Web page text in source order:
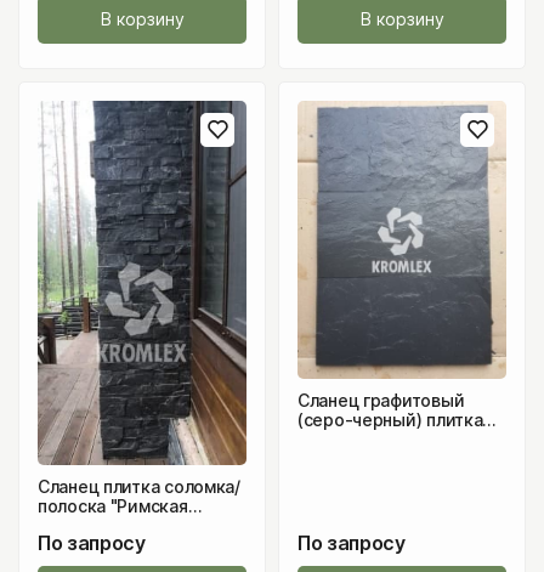
В корзину В корзину
Сланец плитка соломка/
полоска "Римская
По запросу
Сланец графитовый
(серо-черный) плитка
По запросу